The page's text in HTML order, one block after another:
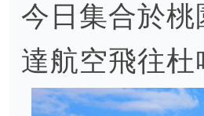
今日集合於
達航空飛往杜